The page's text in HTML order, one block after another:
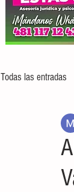
Todas las entradas